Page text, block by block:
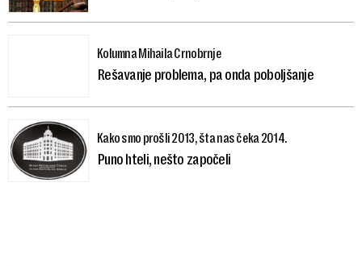
Kolumna Mihaila Crnobrnje
Rešavanje problema, pa onda poboljšanje
Kako smo prošli 2013, šta nas čeka 2014.
Puno hteli, nešto započeli